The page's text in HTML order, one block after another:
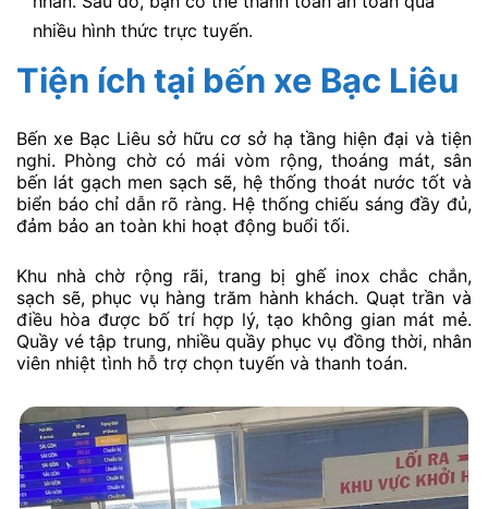
nhiều hình thức trực tuyến.
Tiện ích tại bến xe Bạc Liêu
Bến xe Bạc Liêu sở hữu cơ sở hạ tầng hiện đại và tiện
nghi. Phòng chờ có mái vòm rộng, thoáng mát, sân
bến lát gạch men sạch sẽ, hệ thống thoát nước tốt và
biển báo chỉ dẫn rõ ràng. Hệ thống chiếu sáng đầy đủ,
đảm bảo an toàn khi hoạt động buổi tối.
Khu nhà chờ rộng rãi, trang bị ghế inox chắc chắn,
sạch sẽ, phục vụ hàng trăm hành khách. Quạt trần và
điều hòa được bố trí hợp lý, tạo không gian mát mẻ.
Quầy vé tập trung, nhiều quầy phục vụ đồng thời, nhân
viên nhiệt tình hỗ trợ chọn tuyến và thanh toán.